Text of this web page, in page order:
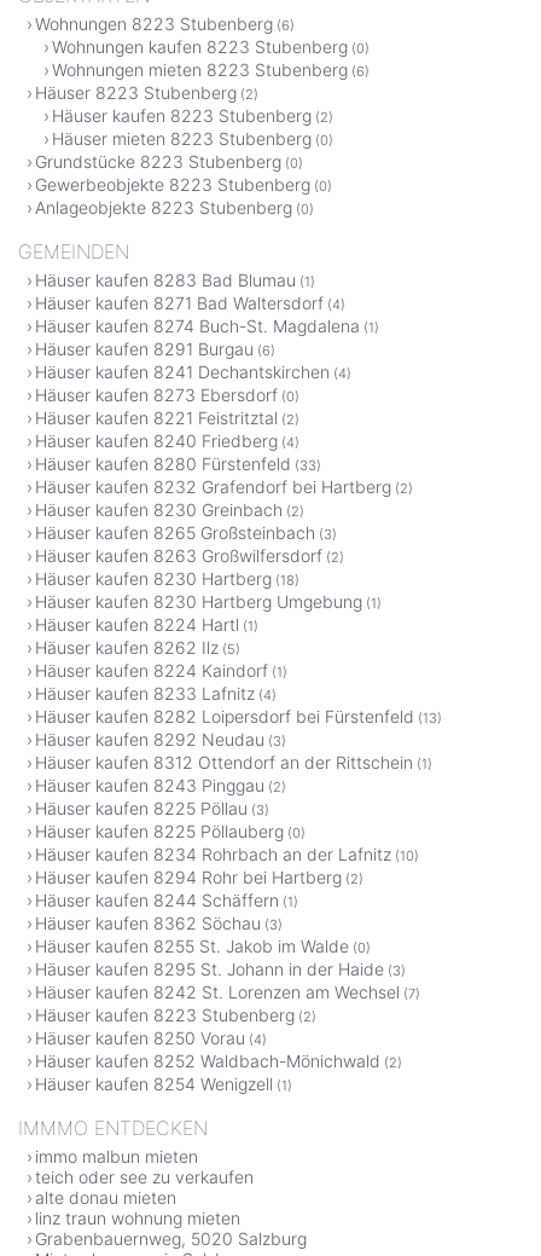
Wohnungen 8223 Stubenberg (6)
Wohnungen kaufen 8223 Stubenberg (0)
Wohnungen mieten 8223 Stubenberg (6)
Häuser 8223 Stubenberg (2)
Häuser kaufen 8223 Stubenberg (2)
Häuser mieten 8223 Stubenberg (0)
Grundstücke 8223 Stubenberg (0)
Gewerbeobjekte 8223 Stubenberg (0)
Anlageobjekte 8223 Stubenberg (0)
GEMEINDEN
Häuser kaufen 8283 Bad Blumau (1)
Häuser kaufen 8271 Bad Waltersdorf (4)
Häuser kaufen 8274 Buch-St. Magdalena (1)
Häuser kaufen 8291 Burgau (6)
Häuser kaufen 8241 Dechantskirchen (4)
Häuser kaufen 8273 Ebersdorf (0)
Häuser kaufen 8221 Feistritztal (2)
Häuser kaufen 8240 Friedberg (4)
Häuser kaufen 8280 Fürstenfeld (33)
Häuser kaufen 8232 Grafendorf bei Hartberg (2)
Häuser kaufen 8230 Greinbach (2)
Häuser kaufen 8265 Großsteinbach (3)
Häuser kaufen 8263 Großwilfersdorf (2)
Häuser kaufen 8230 Hartberg (18)
Häuser kaufen 8230 Hartberg Umgebung (1)
Häuser kaufen 8224 Hartl (1)
Häuser kaufen 8262 Ilz (5)
Häuser kaufen 8224 Kaindorf (1)
Häuser kaufen 8233 Lafnitz (4)
Häuser kaufen 8282 Loipersdorf bei Fürstenfeld (13)
Häuser kaufen 8292 Neudau (3)
Häuser kaufen 8312 Ottendorf an der Rittschein (1)
Häuser kaufen 8243 Pinggau (2)
Häuser kaufen 8225 Pöllau (3)
Häuser kaufen 8225 Pöllauberg (0)
Häuser kaufen 8234 Rohrbach an der Lafnitz (10)
Häuser kaufen 8294 Rohr bei Hartberg (2)
Häuser kaufen 8244 Schäffern (1)
Häuser kaufen 8362 Söchau (3)
Häuser kaufen 8255 St. Jakob im Walde (0)
Häuser kaufen 8295 St. Johann in der Haide (3)
Häuser kaufen 8242 St. Lorenzen am Wechsel (7)
Häuser kaufen 8223 Stubenberg (2)
Häuser kaufen 8250 Vorau (4)
Häuser kaufen 8252 Waldbach-Mönichwald (2)
Häuser kaufen 8254 Wenigzell (1)
IMMMO ENTDECKEN
immo malbun mieten
teich oder see zu verkaufen
alte donau mieten
linz traun wohnung mieten
Grabenbauernweg, 5020 Salzburg